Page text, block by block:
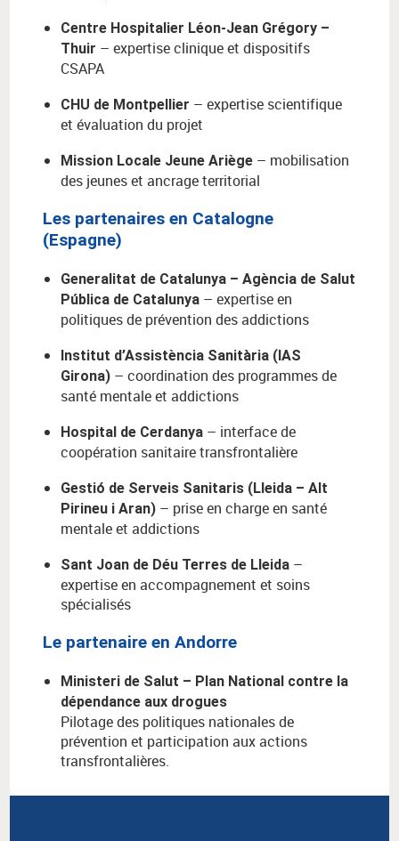
Centre Hospitalier Léon-Jean Grégory –
Thuir – expertise clinique et dispositifs
CSAPA
CHU de Montpellier – expertise scientifique
et évaluation du projet
Mission Locale Jeune Ariège – mobilisation
des jeunes et ancrage territorial
Les partenaires en Catalogne
(Espagne)
Generalitat de Catalunya – Agència de Salut
Pública de Catalunya – expertise en
politiques de prévention des addictions
Institut d’Assistència Sanitària (IAS
Girona) – coordination des programmes de
santé mentale et addictions
Hospital de Cerdanya – interface de
coopération sanitaire transfrontalière
Gestió de Serveis Sanitaris (Lleida – Alt
Pirineu i Aran) – prise en charge en santé
mentale et addictions
Sant Joan de Déu Terres de Lleida –
expertise en accompagnement et soins
spécialisés
Le partenaire en Andorre
Ministeri de Salut – Plan National contre la
dépendance aux drogues
Pilotage des politiques nationales de
prévention et participation aux actions
transfrontalières.